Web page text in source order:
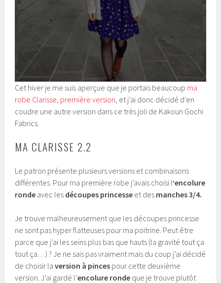
Cet hiver je me suis aperçue que je portais beaucoup ma
robe Clarisse, première version, et j’ai donc décidé d’en
coudre une autre version dans ce très joli de Kakoun Gochi
Fabrics.
MA CLARISSE 2.2
Le patron présente plusieurs versions et combinaisons
différentes. Pour ma première robe j’avais choisi l‘encolure
ronde avec les découpes princesse et des manches 3/4.
Je trouve malheureusement que les découpes princesse
ne sont pas hyper flatteuses pour ma poitrine. Peut être
parce que j’ai les seins plus bas que hauts (la gravité tout ça
tout ça…) ? Je ne sais pas vraiment mais du coup j’ai décidé
de choisir laversion à pinces pour cette deuxième
version. J’ai gardé l’encolure ronde que je trouve plutôt